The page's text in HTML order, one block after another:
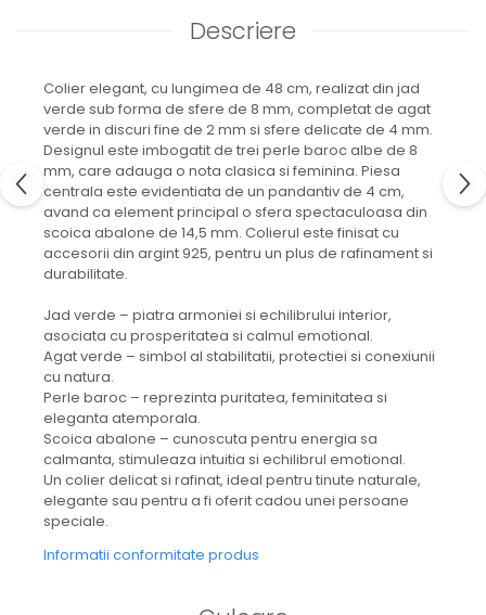
Descriere
Colier elegant, cu lungimea de 48 cm, realizat din jad
verde sub forma de sfere de 8 mm, completat de agat
verde in discuri fine de 2 mm si sfere delicate de 4 mm.
Designul este imbogatit de trei perle baroc albe de 8
mm, care adauga o nota clasica si feminina. Piesa
centrala este evidentiata de un pandantiv de 4 cm,
avand ca element principal o sfera spectaculoasa din
scoica abalone de 14,5 mm. Colierul este finisat cu
accesorii din argint 925, pentru un plus de rafinament si
durabilitate.
Jad verde – piatra armoniei si echilibrului interior,
asociata cu prosperitatea si calmul emotional.
Agat verde – simbol al stabilitatii, protectiei si conexiunii
cu natura.
Perle baroc – reprezinta puritatea, feminitatea si
eleganta atemporala.
Scoica abalone – cunoscuta pentru energia sa
calmanta, stimuleaza intuitia si echilibrul emotional.
Un colier delicat si rafinat, ideal pentru tinute naturale,
elegante sau pentru a fi oferit cadou unei persoane
speciale.
Informatii conformitate produs